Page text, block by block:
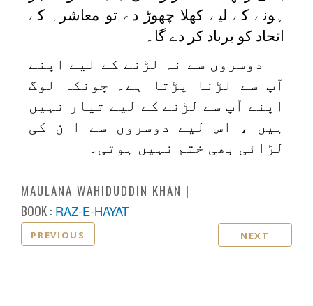
ہونے کے لیے کھلا چھوڑ دے تو معاشرہ کے
اتحاد کو برباد کر دے گا۔
دوسروں سے نہ لڑنے کے لیے اپنے
آپ سے لڑنا پڑتا ہے۔ چونکہ لوگ
اپنے آپ سے لڑنے کے لیے تیار نہیں
ہیں ، اس لیے دوسروں سے ا ن کی
لڑائی بھی ختم نہیں ہوتی۔
MAULANA WAHIDUDDIN KHAN
BOOK : RAZ-E-HAYAT
PREVIOUS NEXT